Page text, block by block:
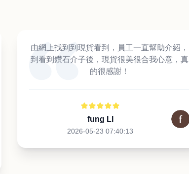
由網上找到到現貨看到，員工一直幫助介紹，
到看到鑽石介子後，現貨很美很合我心意，真
的很感謝！
fung LI
2026-05-23 07:40:13